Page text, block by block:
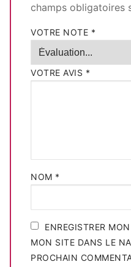
champs obligatoires
VOTRE NOTE *
VOTRE AVIS *
NOM *
ENREGISTRER
MON SITE DANS LE
PROCHAIN